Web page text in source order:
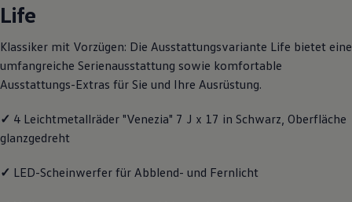
Pannen- und Unfallhilfe
Economy Service
Volkswagen Teile
Zubehör
Schutz und Pflege
Transport
Wallbox und Ladekabel
Digitale Extras
Life
Klassiker mit Vorzügen: Die Ausstattungsvariante Life bietet eine
umfangreiche Serienausstattung sowie komfortable
Ausstattungs-Extras für Sie und Ihre Ausrüstung.
✓ 4 Leichtmetallräder "Venezia" 7 J x 17 in Schwarz, Oberfläche
glanzgedreht
✓ LED-Scheinwerfer für Abblend- und Fernlicht